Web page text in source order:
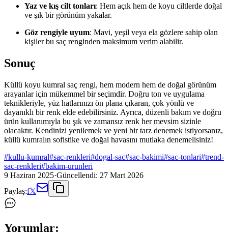
Yaz ve kış cilt tonları: Hem açık hem de koyu ciltlerde doğal
ve şık bir görünüm yakalar.
Göz rengiyle uyum: Mavi, yeşil veya ela gözlere sahip olan
kişiler bu saç renginden maksimum verim alabilir.
Sonuç
Küllü koyu kumral saç rengi, hem modern hem de doğal görünüm
arayanlar için mükemmel bir seçimdir. Doğru ton ve uygulama
teknikleriyle, yüz hatlarınızı ön plana çıkaran, çok yönlü ve
dayanıklı bir renk elde edebilirsiniz. Ayrıca, düzenli bakım ve doğru
ürün kullanımıyla bu şık ve zamansız renk her mevsim sizinle
olacaktır. Kendinizi yenilemek ve yeni bir tarz denemek istiyorsanız,
küllü kumralın sofistike ve doğal havasını mutlaka denemelisiniz!
#kullu-kumral#sac-renkleri#dogal-sac#sac-bakimi#sac-tonlari#trend-
sac-renkleri#bakim-urunleri
9 Haziran 2025·Güncellendi: 27 Mart 2026
Paylaş:f𝕏
Yorumlar: